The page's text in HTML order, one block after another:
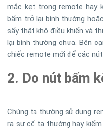
mắc kẹt trong remote hay
bấm trở lại bình thường
sấy thật khô điều khiển và
lại bình thường chưa. Bên
chiếc remote mới để các
2. Do nút bấm
Chúng ta thường sử dụng
ra sự cố ta thường hay